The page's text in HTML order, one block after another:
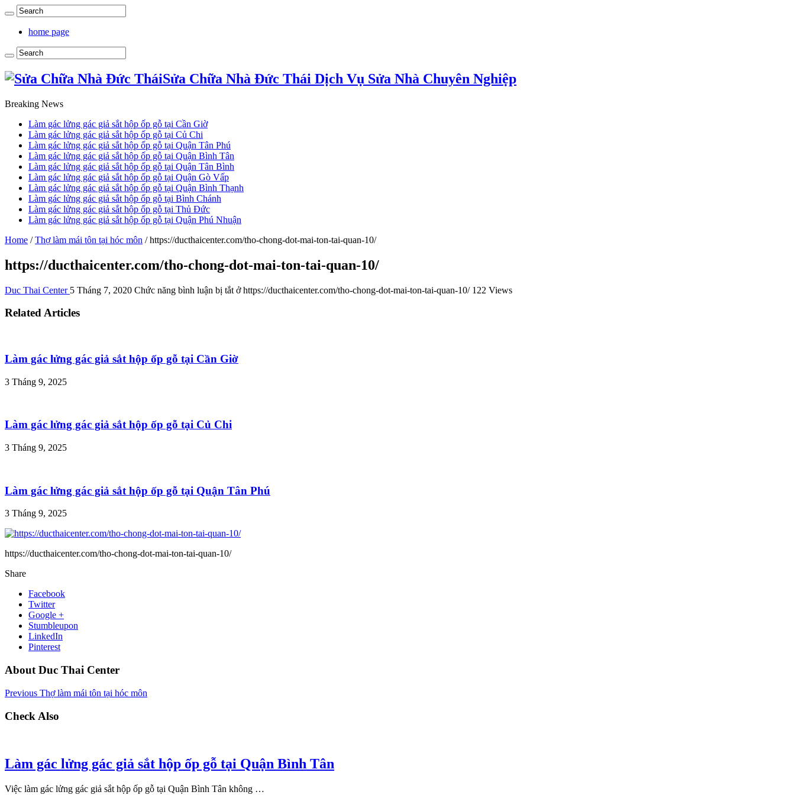
home page
Sửa Chữa Nhà Đức Thái Dịch Vụ Sửa Nhà Chuyên Nghiệp
Breaking News
Làm gác lửng gác giả sắt hộp ốp gỗ tại Cần Giờ
Làm gác lửng gác giả sắt hộp ốp gỗ tại Củ Chi
Làm gác lửng gác giả sắt hộp ốp gỗ tại Quận Tân Phú
Làm gác lửng gác giả sắt hộp ốp gỗ tại Quận Bình Tân
Làm gác lửng gác giả sắt hộp ốp gỗ tại Quận Tân Bình
Làm gác lửng gác giả sắt hộp ốp gỗ tại Quận Gò Vấp
Làm gác lửng gác giả sắt hộp ốp gỗ tại Quận Bình Thạnh
Làm gác lửng gác giả sắt hộp ốp gỗ tại Bình Chánh
Làm gác lửng gác giả sắt hộp ốp gỗ tại Thủ Đức
Làm gác lửng gác giả sắt hộp ốp gỗ tại Quận Phú Nhuận
Home / Thợ làm mái tôn tại hóc môn / https://ducthaicenter.com/tho-chong-dot-mai-ton-tai-quan-10/
https://ducthaicenter.com/tho-chong-dot-mai-ton-tai-quan-10/
Duc Thai Center 5 Tháng 7, 2020 Chức năng bình luận bị tắt ở https://ducthaicenter.com/tho-chong-dot-mai-ton-tai-quan-10/ 122 Views
Related Articles
Làm gác lửng gác giả sắt hộp ốp gỗ tại Cần Giờ
3 Tháng 9, 2025
Làm gác lửng gác giả sắt hộp ốp gỗ tại Củ Chi
3 Tháng 9, 2025
Làm gác lửng gác giả sắt hộp ốp gỗ tại Quận Tân Phú
3 Tháng 9, 2025
https://ducthaicenter.com/tho-chong-dot-mai-ton-tai-quan-10/
Share
Facebook
Twitter
Google +
Stumbleupon
LinkedIn
Pinterest
About Duc Thai Center
Previous Thợ làm mái tôn tại hóc môn
Check Also
Làm gác lửng gác giả sắt hộp ốp gỗ tại Quận Bình Tân
Việc làm gác lửng gác giả sắt hộp ốp gỗ tại Quận Bình Tân không …